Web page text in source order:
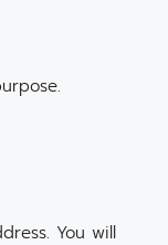
You will